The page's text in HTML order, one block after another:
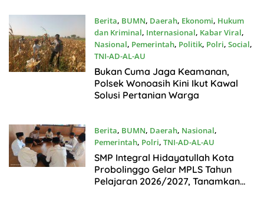
Berita, BUMN, Daerah, Ekonomi, Hukum
dan Kriminal, Internasional, Kabar Viral,
Nasional, Pemerintah, Politik, Polri, Social,
TNI-AD-AL-AU
Juli14, 2026
Bukan Cuma Jaga Keamanan,
Polsek Wonoasih Kini Ikut Kawal
Solusi Pertanian Warga
Berita, BUMN, Daerah, Nasional,
Pemerintah, Polri, TNI-AD-AL-AU
Juli13, 2026
SMP Integral Hidayatullah Kota
Probolinggo Gelar MPLS Tahun
Pelajaran 2026/2027, Tanamkan